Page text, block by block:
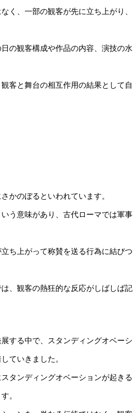
く、一部の観客が先に立ち上がり、
の観客構成や作品の内容、演技の水
客と舞台の相互作用の結果として自
かのぼるといわれています。
う意味があり、古代ローマでは軍事
ち上がって称賛を送る行為に結びつ
、観客の熱狂的な反応がしばしば記
する中で、スタンディングオベーシ
ていきました。
タンディングオベーションが起きる
。